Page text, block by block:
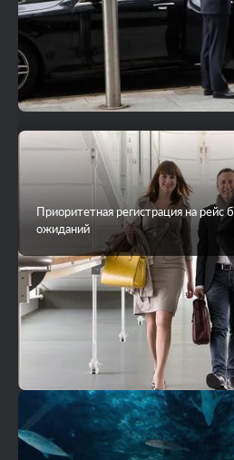
VIP-трансфер до острова на яхте
Приоритетная регистрация на рейс
ожиданий